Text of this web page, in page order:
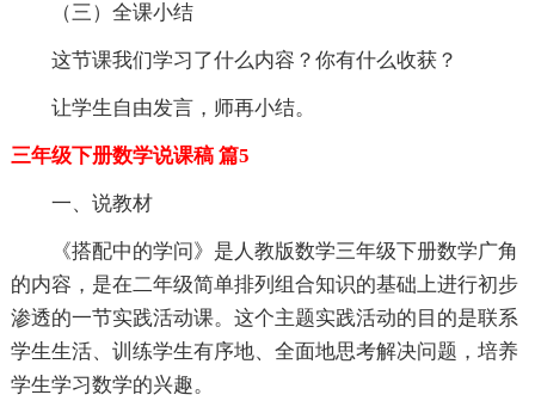
（三）全课小结
这节课我们学习了什么内容？你有什么收获？
让学生自由发言，师再小结。
三年级下册数学说课稿 篇5
一、说教材
《搭配中的学问》是人教版数学三年级下册数学广角
的内容，是在二年级简单排列组合知识的基础上进行初步
渗透的一节实践活动课。这个主题实践活动的目的是联系
学生生活、训练学生有序地、全面地思考解决问题，培养
学生学习数学的兴趣。